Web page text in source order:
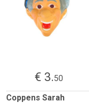
€ 3.50
Coppens Sarah